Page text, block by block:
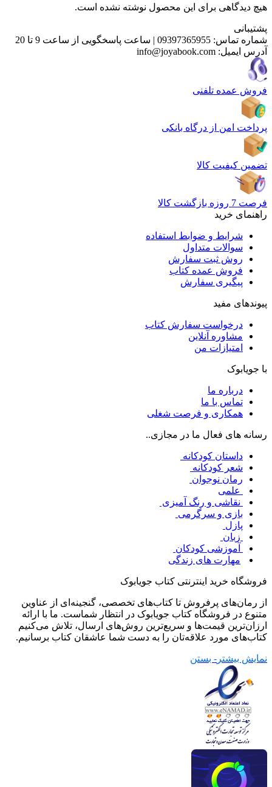
هیچ دیدگاهی برای این محصول نوشته نشده است.
پشتیبانی
شماره تماس: 09397365955
| ساعت پاسخگویی از ساعت 9 تا 20
آدرس ایمیل: info@joyabook.com
فروش عمده تلفنی
پرداخت امن از درگاه بانکی
تضمین کیفیت کالا
فرصت 7 روزه بازگشت کالا
راهنمای خرید
شرایط و ضوابط استفاده
سوالات متداول
روش ثبت سفارش
فروش عمده کتاب
پیگیری سفارش
پیوندهای مفید
درخواست سفارش کتاب
مشاوره آنلاین
امتیازات من
با جویابوک
درباره ما
تماس با ما
همکاری و فرصت شغلی
رسانه های فعال ما در مجازی..
داستان کودکانه
شعر کودکانه
رمان نوجوان
علمی
نقاشی و رنگ آمیزی
بازی و سرگرمی
پازل
زبان
آموزشی کودکان
مهارت های زندگی
فروشگاه خرید اینترنتی کتاب جویابوک
از رمان‌های پرفروش تا کتاب‌های تخصصی، گنجینه‌ای از عناوین
متنوع در فروشگاه کتاب جویابوک در انتظار شماست. ما با ارائه
ارزان‌ترین قیمت‌ها و سریع‌ترین روش‌های ارسال، تلاش می‌کنیم
کتاب‌های مورد علاقه‌تان را به دست شما عاشقان کتاب برسانیم.
نمایش بیشتر - بستن